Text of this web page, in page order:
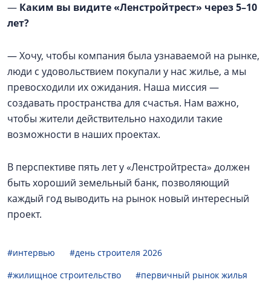
— Каким вы видите «Ленстройтрест» через 5–10
лет?
— Хочу, чтобы компания была узнаваемой на рынке,
люди с удовольствием покупали у нас жилье, а мы
превосходили их ожидания. Наша миссия —
создавать пространства для счастья. Нам важно,
чтобы жители действительно находили такие
возможности в наших проектах.
В перспективе пять лет у «Ленстройтреста» должен
быть хороший земельный банк, позволяющий
каждый год выводить на рынок новый интересный
проект.
#интервью
#день строителя 2026
#жилищное строительство
#первичный рынок жилья